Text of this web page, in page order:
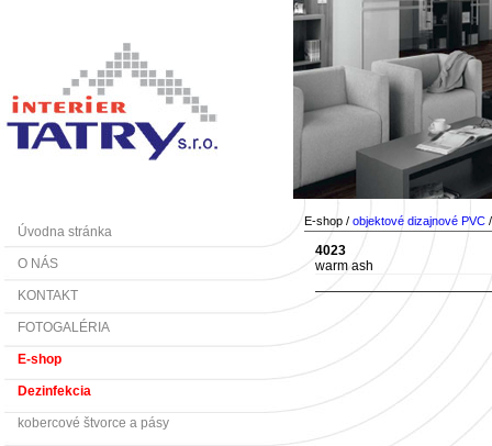
Úvodna stránka
O NÁS
KONTAKT
FOTOGALÉRIA
E-shop
Dezinfekcia
kobercové štvorce a pásy
E-shop / objektové dizajnové PVC
4023
warm ash